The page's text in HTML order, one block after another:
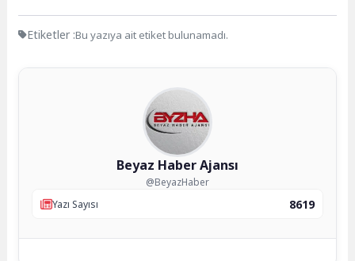
Etiketler :Bu yazıya ait etiket bulunamadı.
Beyaz Haber Ajansı
@BeyazHaber
Yazı Sayısı
8619